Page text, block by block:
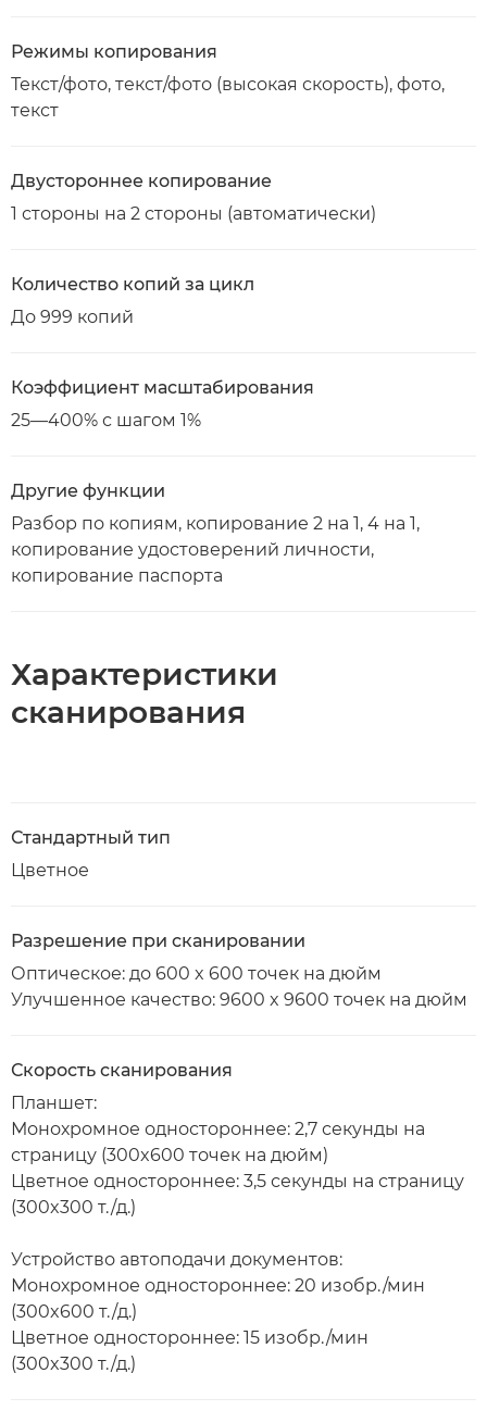
Режимы копирования
Текст/фото, текст/фото (высокая скорость), фото,
текст
Двустороннее копирование
1 стороны на 2 стороны (автоматически)
Количество копий за цикл
До 999 копий
Коэффициент масштабирования
25—400% с шагом 1%
Другие функции
Разбор по копиям, копирование 2 на 1, 4 на 1,
копирование удостоверений личности,
копирование паспорта
Характеристики
сканирования
Стандартный тип
Цветное
Разрешение при сканировании
Оптическое: до 600 x 600 точек на дюйм
Улучшенное качество: 9600 x 9600 точек на дюйм
Скорость сканирования
Планшет:
Монохромное одностороннее: 2,7 секунды на
страницу (300x600 точек на дюйм)
Цветное одностороннее: 3,5 секунды на страницу
(300x300 т./д.)
Устройство автоподачи документов:
Монохромное одностороннее: 20 изобр./мин
(300x600 т./д.)
Цветное одностороннее: 15 изобр./мин
(300x300 т./д.)